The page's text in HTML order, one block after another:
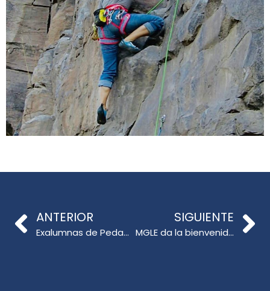
ANTERIOR
Exalumnas de Pedagogía en Educación Diferencial presentan investigación en congreso internacional en Salamanca
SIGUIENTE
MGLE da la bienvenida a sus estudiantes 2025 aumentando sus matrículas respecto al año 2024